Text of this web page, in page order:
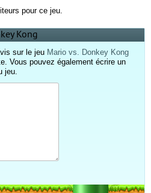
pour ce jeu.
Kong
sur le jeu Mario vs. Donkey Kong
Vous pouvez également écrire un
jeu.